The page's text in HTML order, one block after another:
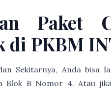
Paket
di PKBM
Sekitarnya, Anda bisa
Blok B Nomor 4. Atau